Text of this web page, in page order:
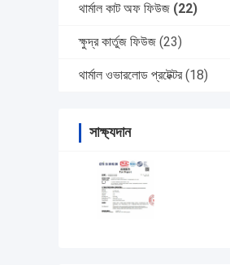
থার্মাল কাট অফ ফিউজ (22)
ক্ষুদ্র কার্তুজ ফিউজ (23)
থার্মাল ওভারলোড প্রটেক্টর (18)
সাক্ষ্যদান